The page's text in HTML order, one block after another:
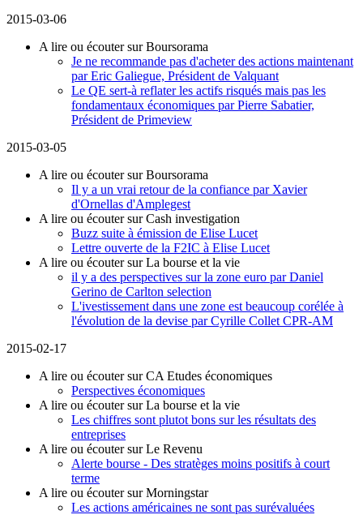
2015-03-06
A lire ou écouter sur Boursorama
Je ne recommande pas d'acheter des actions maintenant
par Eric Galiegue, Président de Valquant
Le QE sert-à reflater les actifs risqués mais pas les
fondamentaux économiques par Pierre Sabatier,
Président de Primeview
2015-03-05
A lire ou écouter sur Boursorama
Il y a un vrai retour de la confiance par Xavier
d'Ornellas d'Amplegest
A lire ou écouter sur Cash investigation
Buzz suite à émission de Elise Lucet
Lettre ouverte de la F2IC à Elise Lucet
A lire ou écouter sur La bourse et la vie
il y a des perspectives sur la zone euro par Daniel
Gerino de Carlton selection
L'ivestissement dans une zone est beaucoup corélée à
l'évolution de la devise par Cyrille Collet CPR-AM
2015-02-17
A lire ou écouter sur CA Etudes économiques
Perspectives économiques
A lire ou écouter sur La bourse et la vie
Les chiffres sont plutot bons sur les résultats des
entreprises
A lire ou écouter sur Le Revenu
Alerte bourse - Des stratèges moins positifs à court
terme
A lire ou écouter sur Morningstar
Les actions américaines ne sont pas surévaluées